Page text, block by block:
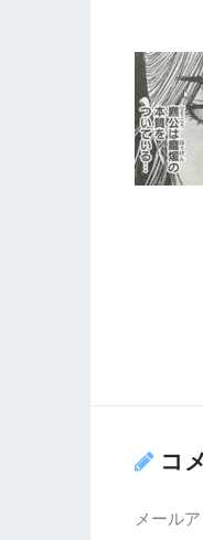
コ
メール